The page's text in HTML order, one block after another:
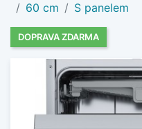
60 cm
S panelem
DOPRAVA ZDARMA